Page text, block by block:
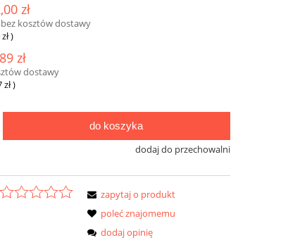
zł
bez kosztów dostawy
)
zł
dostawy
zł)
do koszyka
dodaj do przechowalni
zapytaj o produkt
poleć znajomemu
dodaj opinię